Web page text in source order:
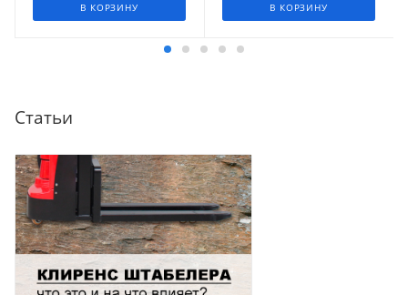
В КОРЗИНУ В КОРЗИНУ
Статьи